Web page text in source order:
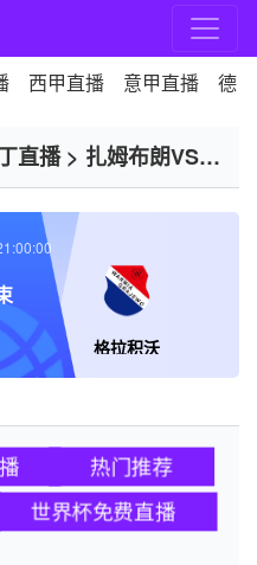
西甲直播 意甲直播 德
直播> 扎姆布朗VS格
格拉积沃
热门推荐
世界杯免费直播